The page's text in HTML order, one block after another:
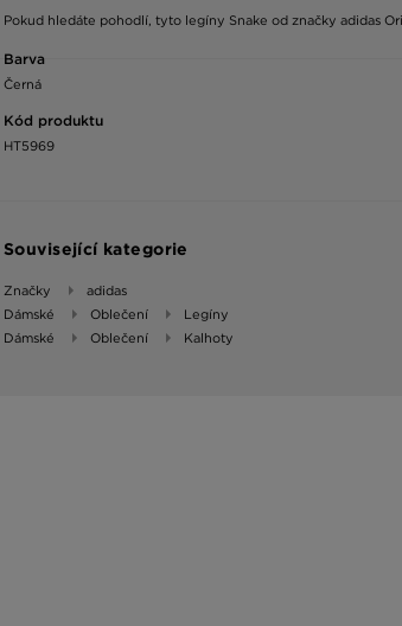
Pokud hledáte pohodlí, tyto legíny Snake od značky adidas
Barva
Černá
Kód produktu
HT5969
Související kategorie
Značky
adidas
Dámské
Oblečení
Legíny
Dámské
Oblečení Kalhoty